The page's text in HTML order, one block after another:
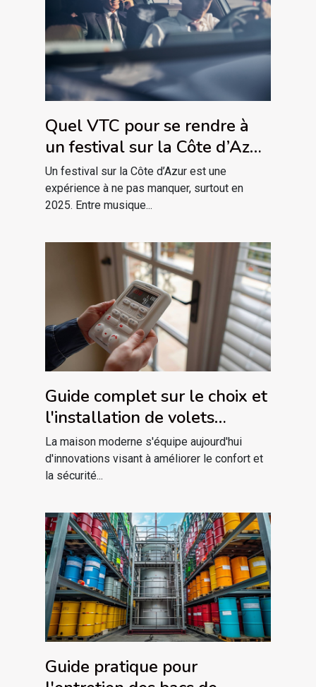
Quel VTC pour se rendre à
un festival sur la Côte d’Azur
en 2025 ?
Un festival sur la Côte d’Azur est une
expérience à ne pas manquer, surtout en
2025. Entre musique...
Guide complet sur le choix et
l'installation de volets
électriques
La maison moderne s'équipe aujourd'hui
d'innovations visant à améliorer le confort et
la sécurité...
Guide pratique pour